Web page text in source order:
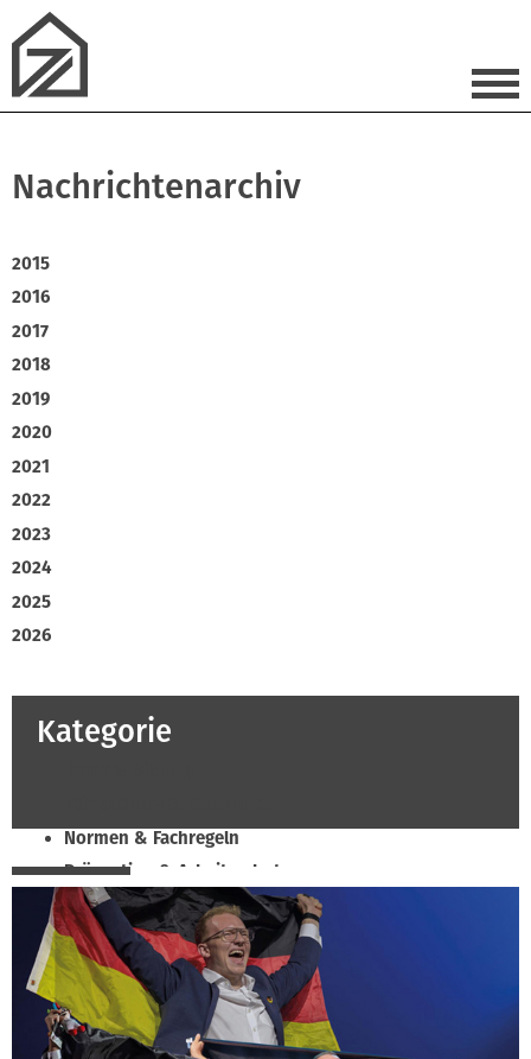
Nachrichtenarchiv
2015
2016
2017
2018
2019
2020
2021
2022
2023
2024
2025
2026
Kategorie
Normen & Fachregeln
Prävention & Arbeitsschutz
Recht & Wirtschaft
Soziales & Tarifpolitik
Verband & Innungen
Innung